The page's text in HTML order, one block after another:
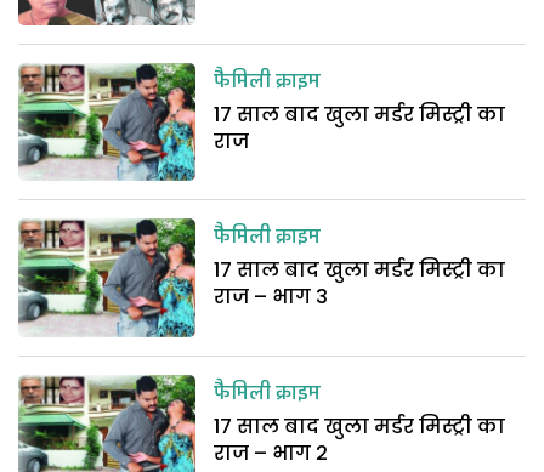
फैमिली क्राइम
17 साल बाद खुला मर्डर मिस्ट्री का
राज
फैमिली क्राइम
17 साल बाद खुला मर्डर मिस्ट्री का
राज – भाग 3
फैमिली क्राइम
17 साल बाद खुला मर्डर मिस्ट्री का
राज – भाग 2